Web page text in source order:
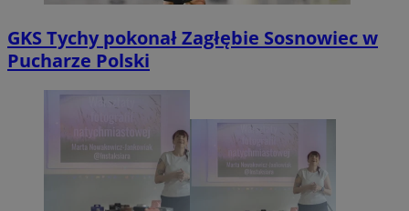
GKS Tychy pokonał Zagłębie Sosnowiec w
Pucharze Polski